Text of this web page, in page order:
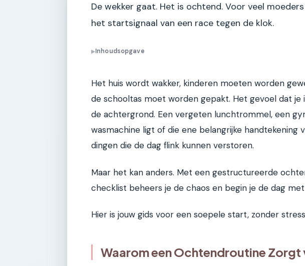
De wekker gaat. Het is ochtend. Voor veel
het startsignaal van een race tegen de klok.
▶Inhoudsopgave
Het huis wordt wakker, kinderen moeten worden
de schooltas moet worden gepakt. Het gevoel dat
de achtergrond. Een vergeten lunchtrommel, een
wasmachine ligt of die ene belangrijke handtekening
dingen die de dag flink kunnen verstoren.
Maar het kan anders. Met een gestructureerde
checklist beheers je de chaos en begin je de dag
Hier is jouw gids voor een soepele start, zonder
Waarom een Ochtendroutine Zorgt